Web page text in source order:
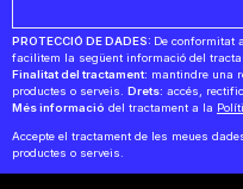
PROTECCIÓ DE DADES: De conformitat
facilitem la següent informació del
Finalitat del tractament: mantindre una
productes o serveis. Drets: accés,
Més informació del tractament a la
Accepte el tractament de les meues
productes o serveis.